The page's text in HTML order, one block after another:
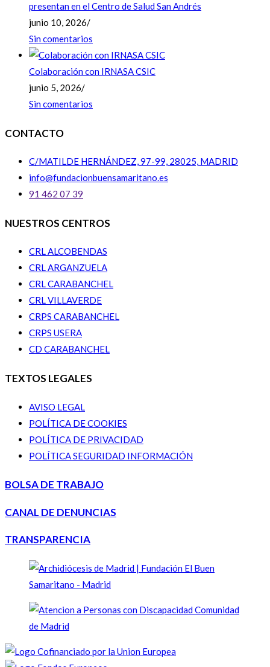
presentan en el Centro de Salud San Andrés
junio 10, 2026/
Sin comentarios
Colaboración con IRNASA CSIC
junio 5, 2026/
Sin comentarios
CONTACTO
C/MATILDE HERNÁNDEZ, 97-99, 28025, MADRID
info@fundacionbuensamaritano.es
91 462 07 39
NUESTROS CENTROS
CRL ALCOBENDAS
CRL ARGANZUELA
CRL CARABANCHEL
CRL VILLAVERDE
CRPS CARABANCHEL
CRPS USERA
CD CARABANCHEL
TEXTOS LEGALES
AVISO LEGAL
POLÍTICA DE COOKIES
POLÍTICA DE PRIVACIDAD
POLÍTICA SEGURIDAD INFORMACIÓN
BOLSA DE TRABAJO
CANAL DE DENUNCIAS
TRANSPARENCIA